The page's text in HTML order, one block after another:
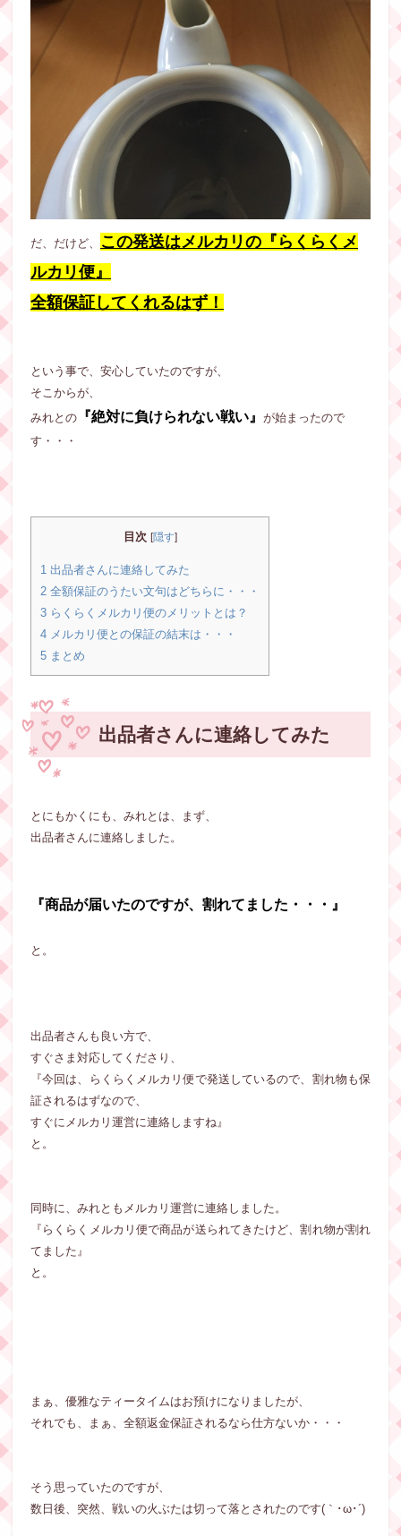
だ、だけど、
この発送はメルカリの『らくらくメ
ルカリ便』
全額保証してくれるはず！
という事で、安心していたのですが、
そこからが、
みれとの 『絶対に負けられない戦い』 が始まったので
す・・・
目次 [隠す]
1 出品者さんに連絡してみた
2 全額保証のうたい文句はどちらに・・・
3 らくらくメルカリ便のメリットとは？
4 メルカリ便との保証の結末は・・・
5 まとめ
出品者さんに連絡してみた
とにもかくにも、みれとは、まず、
出品者さんに連絡しました。
『商品が届いたのですが、割れてました・・・』
と。
出品者さんも良い方で、
すぐさま対応してくださり、
『今回は、らくらくメルカリ便で発送しているので、割れ物も保
証されるはずなので、
すぐにメルカリ運営に連絡しますね』
と。
同時に、みれともメルカリ運営に連絡しました。
『らくらくメルカリ便で商品が送られてきたけど、割れ物が割れ
てました』
と。
まぁ、優雅なティータイムはお預けになりましたが、
それでも、まぁ、全額返金保証されるなら仕方ないか・・・
そう思っていたのですが、
数日後、突然、戦いの火ぶたは切って落とされたのです(｀･ω･´)